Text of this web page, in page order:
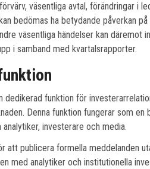
väsentliga avtal, förändringar i
bedömas ha betydande påverkan på
väsentliga händelser kan däremot
i samband med kvartalsrapporter.
dedikerad funktion för
Denna funktion fungerar som en
investerare och media.
att publicera formella meddelanden
med analytiker och institutionella